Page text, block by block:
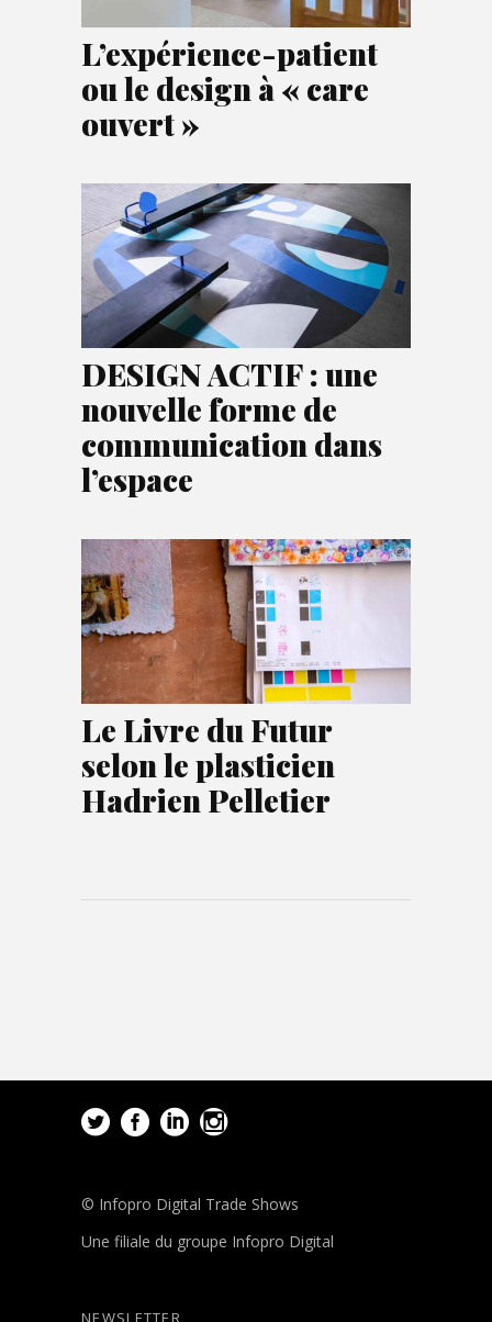
L’expérience-patient
ou le design à « care
ouvert »
DESIGN ACTIF : une
nouvelle forme de
communication dans
l’espace
Le Livre du Futur
selon le plasticien
Hadrien Pelletier
© Infopro Digital Trade Shows
Une filiale du groupe Infopro Digital
NEWSLETTER